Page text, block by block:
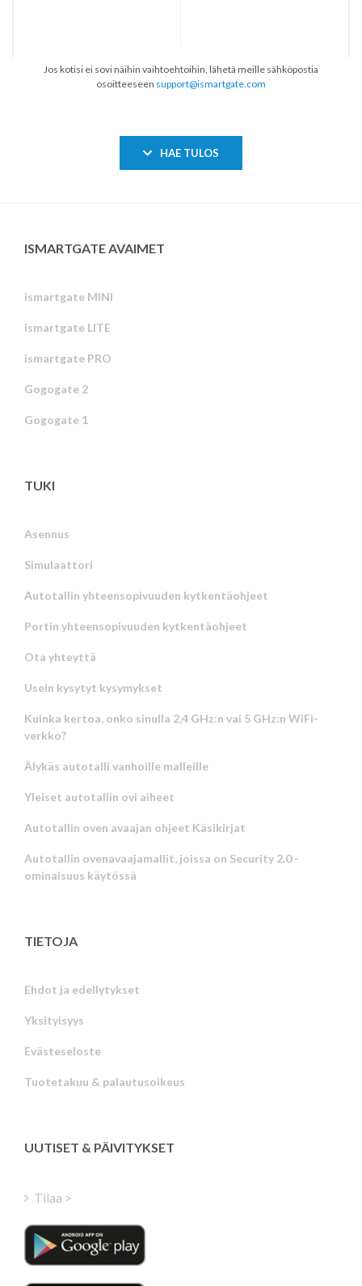
Jos kotisi ei sovi näihin vaihtoehtoihin, lähetä meille sähköpostia
osoitteeseen support@ismartgate.com
HAE TULOS
ISMARTGATE AVAIMET
ismartgate MINI
ismartgate LITE
ismartgate PRO
Gogogate 2
Gogogate 1
TUKI
Asennus
Simulaattori
Autotallin yhteensopivuuden kytkentäohjeet
Portin yhteensopivuuden kytkentäohjeet
Ota yhteyttä
Usein kysytyt kysymykset
Kuinka kertoa, onko sinulla 2,4 GHz:n vai 5 GHz:n WiFi-
verkko?
Älykäs autotalli vanhoille malleille
Yleiset autotallin ovi aiheet
Autotallin oven avaajan ohjeet Käsikirjat
Autotallin ovenavaajamallit, joissa on Security 2.0 -
ominaisuus käytössä
TIETOJA
Ehdot ja edellytykset
Yksityisyys
Evästeseloste
Tuotetakuu & palautusoikeus
UUTISET & PÄIVITYKSET
Tilaa >